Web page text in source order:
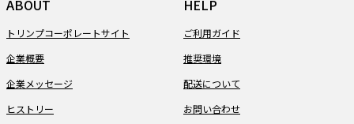
ABOUT
トリンプコーポレートサイト
企業概要
企業メッセージ
ヒストリー
HELP
ご利用ガイド
推奨環境
配送について
お問い合わせ